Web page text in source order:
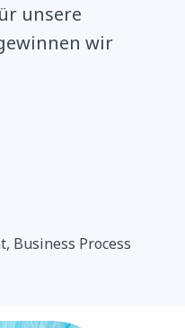
unsere
wir
Business Process